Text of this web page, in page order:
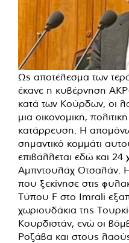
Ως αποτέλεσμα των
έκανε η κυβέρνηση
κατά των Κούρδων, οι
μια οικονομική, πολιτική
κατάρρευση. Η
σημαντικό κομμάτι
επιβάλλεται εδώ και
Αμπντουλάχ Οτσαλάν.
που ξεκίνησε στις
Τύπου F στο Imrali
χωριουδάκια της
Κουρδιστάν, ενώ οι
Ροζάβα και στους